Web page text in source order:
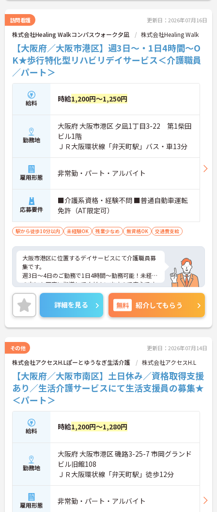
訪問看護 更新日：2026年07月16日
株式会社Healing Walkコンパスウォーク夕凪 株式会社Healing Walk
【大阪府／大阪市港区】週3日～・1日4時間～O
K★歩行特化型リハビリデイサービス＜介護職員
／パート＞
給料 時給1,200円～1,250円
勤務地
大阪府 大阪市港区 夕凪1丁目3-22 第1柴田
ビル1階
ＪＲ大阪環状線「弁天町駅」バス・車13分
雇用形態 非常勤・パート・アルバイト
応募要件
■介護系資格・経験不問 ■普通自動車運転
免許（AT限定可）
駅から徒歩10分以内 未経験OK 残業少なめ 無資格OK 交通費支給
大阪市港区に位置するデイサービスにて介護職員募
集です。
週3日～4日のご勤務で1日4時間～勤務可能！未経験
の方にも丁寧に指導してくださいますので安心です
◎
ご興味ある方には、面接対策ポイントなど、さらに
詳細をお話しいたしますのでお気軽にご相談くださ
い！
詳細を見る 無料 紹介してもらう
その他 更新日：2026年07月14日
株式会社アクセスH.Lぽーとゆうなぎ生活介護 株式会社アクセスH.L
【大阪府／大阪市南区】土日休み／資格取得支援
あり／生活介護サービスにて生活支援員の募集★
＜パート＞
給料 時給1,200円～1,280円
勤務地
大阪府 大阪市港区 磯路3-25-7 市岡グランド
ビル旧館108
ＪＲ大阪環状線「弁天町駅」徒歩12分
雇用形態 非常勤・パート・アルバイト